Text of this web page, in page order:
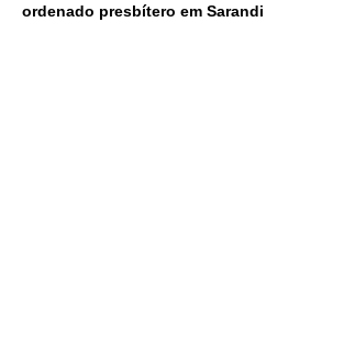
ordenado presbítero em Sarandi